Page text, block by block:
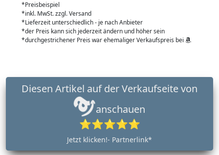
*Preisbeispiel
*inkl. MwSt. zzgl. Versand
*Lieferzeit unterschiedlich - je nach Anbieter
*der Preis kann sich jederzeit ändern und höher sein
*durchgestrichener Preis war ehemaliger Verkaufspreis bei
anschauen
⭐⭐⭐⭐⭐
Jetzt klicken!- Partnerlink*